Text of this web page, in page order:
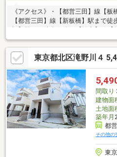
《アクセス》・【都営三田】線【板
【都営三田】線【新板橋】駅まで徒
線の利用が可能です。お出かけ先や
だけます。《室内の特徴》・2階
住戸。水栓がついているため、ガー
他、バーベキュー、ゴルフのパター
途にご利用いただけます。・1階と2
あります。
東京都北区滝野川４
間取り
建物面
土地面
築年月
都
その他の
東